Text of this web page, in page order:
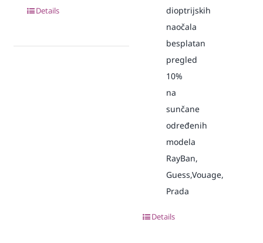
Details
dioptrijskih
naočala
besplatan
pregled
10%
na
sunčane
određenih
modela
RayBan,
Guess,Vouage,
Prada
Details